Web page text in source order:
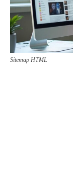
Sitemap HTML